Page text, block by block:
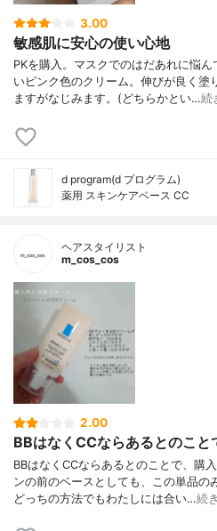
3.00
敏感肌に安心の使い心地
PKを購入。マスクでのはだあれに悩
いピンク色のクリーム。伸びが良く塗
ますがなじみます。(どちらかとい…続
d program(d プログラム)
薬用 スキンケアベース CC
ヘアスタイリスト
m_cos_cos
2.00
BBはなくCCならあるとのこと
BBはなくCCならあるとのことで、購
ンの前のベースとしても、この単品の
どっちの方法でもわたしには合い…続